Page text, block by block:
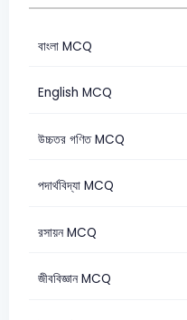
বাংলা MCQ
English MCQ
উচ্চতর গণিত MCQ
পদার্থবিদ্যা MCQ
রসায়ন MCQ
জীববিজ্ঞান MCQ